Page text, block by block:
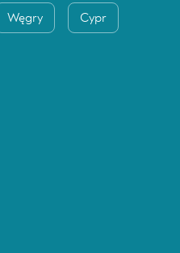
Węgry Cypr